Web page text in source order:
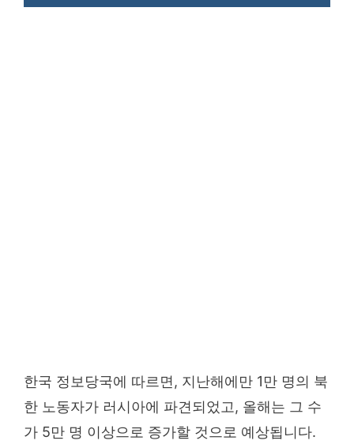
한국 정보당국에 따르면, 지난해에만 1만 명의 북
한 노동자가 러시아에 파견되었고, 올해는 그 수
가 5만 명 이상으로 증가할 것으로 예상됩니다.